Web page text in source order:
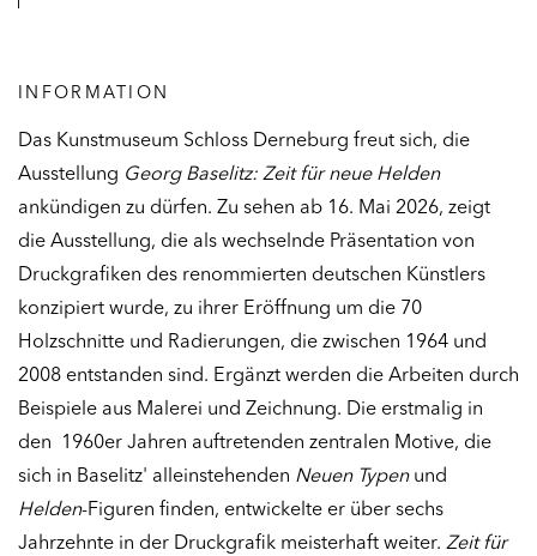
INFORMATION
Das Kunstmuseum Schloss Derneburg freut sich, die
Ausstellung Georg Baselitz: Zeit für neue Helden
ankündigen zu dürfen. Zu sehen ab 16. Mai 2026, zeigt
die Ausstellung, die als wechselnde Präsentation von
Druckgrafiken des renommierten deutschen Künstlers
konzipiert wurde, zu ihrer Eröffnung um die 70
Holzschnitte und Radierungen, die zwischen 1964 und
2008 entstanden sind. Ergänzt werden die Arbeiten durch
Beispiele aus Malerei und Zeichnung. Die erstmalig in
den 1960er Jahren auftretenden zentralen Motive, die
sich in Baselitz' alleinstehenden Neuen Typenund
Helden-Figuren finden, entwickelte er über sechs
Jahrzehnte in der Druckgrafik meisterhaft weiter. Zeit für